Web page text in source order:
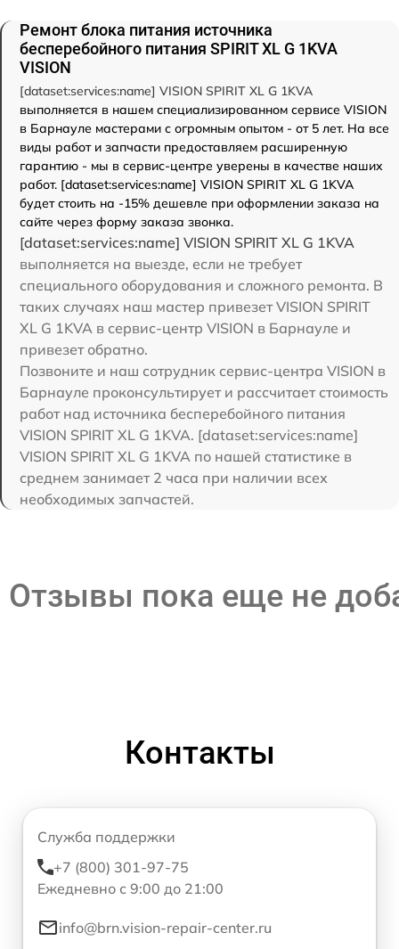
Ремонт блока питания источника
бесперебойного питания SPIRIT XL G 1KVA
VISION
[dataset:services:name] VISION SPIRIT XL G 1KVA
выполняется в нашем специализированном сервисе VISION
в Барнауле мастерами с огромным опытом - от 5 лет. На все
виды работ и запчасти предоставляем расширенную
гарантию - мы в сервис-центре уверены в качестве наших
работ. [dataset:services:name] VISION SPIRIT XL G 1KVA
будет стоить на -15% дешевле при оформлении заказа на
сайте через форму заказа звонка.
[dataset:services:name] VISION SPIRIT XL G 1KVA
выполняется на выезде, если не требует
специального оборудования и сложного ремонта. В
таких случаях наш мастер привезет VISION SPIRIT
XL G 1KVA в сервис-центр VISION в Барнауле и
привезет обратно.
Позвоните и наш сотрудник сервис-центра VISION в
Барнауле проконсультирует и рассчитает стоимость
работ над источника бесперебойного питания
VISION SPIRIT XL G 1KVA. [dataset:services:name]
VISION SPIRIT XL G 1KVA по нашей статистике в
среднем занимает 2 часа при наличии всех
необходимых запчастей.
Отзывы пока еще не
Контакты
Служба поддержки
+7 (800) 301-97-75
Ежедневно с 9:00 до 21:00
info@brn.vision-repair-center.ru